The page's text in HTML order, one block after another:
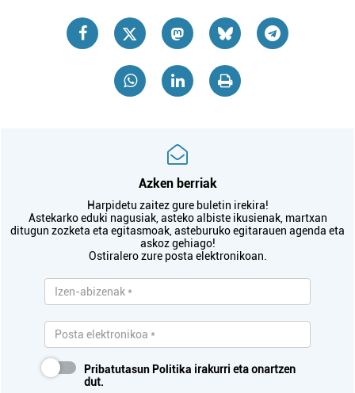
Azken berriak
Harpidetu zaitez gure buletin irekira!
Astekarko eduki nagusiak, asteko albiste ikusienak, martxan
ditugun zozketa eta egitasmoak, asteburuko egitarauen agenda eta
askoz gehiago!
Ostiralero zure posta elektronikoan.
Pribatutasun Politika irakurri eta onartzen
dut.